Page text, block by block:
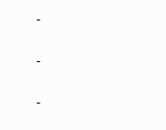
-
-
-